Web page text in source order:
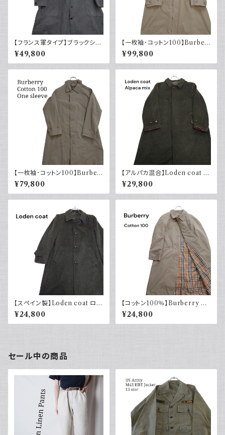
【フランス軍タイプ】ブラックシャ
ンブレーコート トップボタン 40
～50s
¥49,800
【一枚袖･コットン100】Burber
ry バーバリー コート コマンダ
ーII
¥99,800
【一枚袖･コットン100】Burber
ry バーバリー バルマカーンコ
ート
¥79,800
【アルパカ混合】Loden coat ロ
ーデンコート グリーン オースト
リア製 ロングコート ユーロヴィ
ンテージ ヨーロッパ古着 euro
¥29,800
【スペイン製】Loden coat ロー
デンコート モスグリーン ユーロ
ヴィンテージ ヨーロッパ古着 e
uro vintage ウール
¥24,800
【コットン100％】Burberry バ
ーバリー バルマカーンコート 8
0s イングランド製 英国製 ベー
ジュ ノバチェック ラグランスリー
¥24,800
セール中の商品